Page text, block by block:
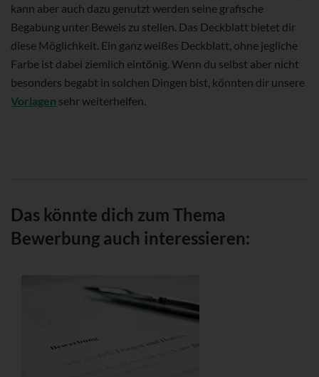
kann aber auch dazu genutzt werden seine grafische
Begabung unter Beweis zu stellen. Das Deckblatt bietet dir
diese Möglichkeit. Ein ganz weißes Deckblatt, ohne jegliche
Farbe ist dabei ziemlich eintönig. Wenn du selbst aber nicht
besonders begabt in solchen Dingen bist, könnten dir unsere
Vorlagen sehr weiterhelfen.
Das könnte dich zum Thema
Bewerbung auch interessieren: